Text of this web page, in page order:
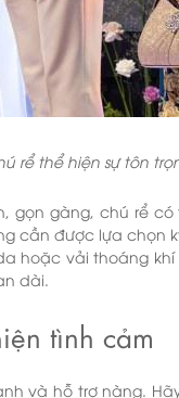
rể thể hiện sự tôn
gọn gàng, chú rể
cần được lựa chọn
hoặc vải thoáng
dài.
tình cảm
và hỗ trợ nàng.